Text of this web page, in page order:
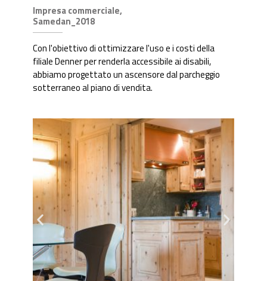
Impresa commerciale,
Samedan_2018
Con l'obiettivo di ottimizzare l'uso e i costi della
filiale Denner per renderla accessibile ai disabili,
abbiamo progettato un ascensore dal parcheggio
sotterraneo al piano di vendita.